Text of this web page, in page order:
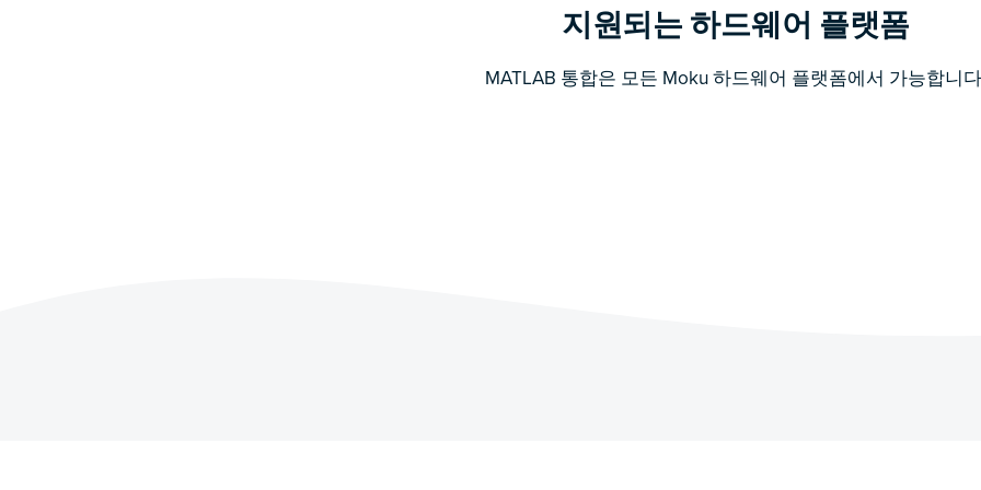
지원되는 하드웨어 플랫폼
MATLAB 통합은 모든 Moku 하드웨어 플랫폼에서 가능합니